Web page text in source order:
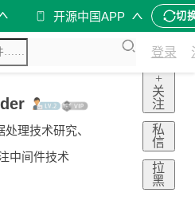
开源中国APP 切
登录
理技术研究、
中间件技术
+
关
注
私
信
拉
黑